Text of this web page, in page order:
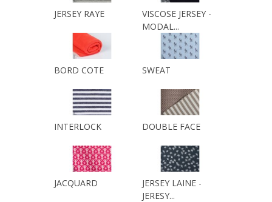
JERSEY RAYE
VISCOSE JERSEY -
MODAL...
BORD COTE SWEAT
INTERLOCK DOUBLE FACE
JACQUARD
JERSEY LAINE -
JERESY...